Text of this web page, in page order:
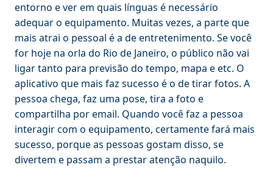
entorno e ver em quais línguas é necessário
adequar o equipamento. Muitas vezes, a parte que
mais atrai o pessoal é a de entretenimento. Se você
for hoje na orla do Rio de Janeiro, o público não vai
ligar tanto para previsão do tempo, mapa e etc. O
aplicativo que mais faz sucesso é o de tirar fotos. A
pessoa chega, faz uma pose, tira a foto e
compartilha por email. Quando você faz a pessoa
interagir com o equipamento, certamente fará mais
sucesso, porque as pessoas gostam disso, se
divertem e passam a prestar atenção naquilo.